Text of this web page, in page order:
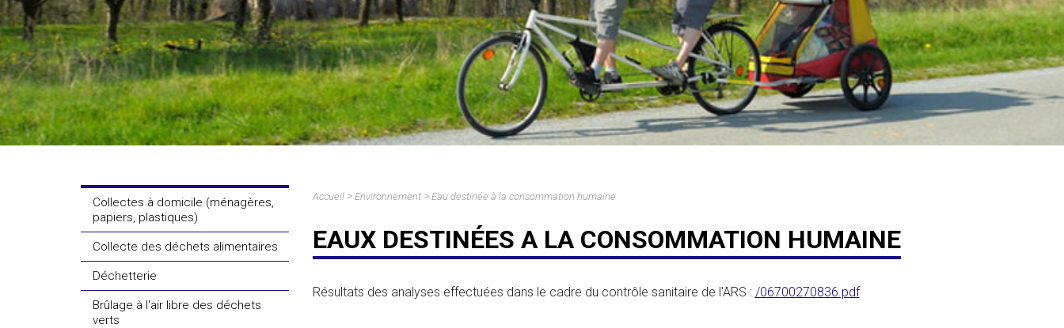
Collectes à domicile (ménagères,
papiers, plastiques)
Collecte des déchets alimentaires
Déchetterie
Brûlage à l'air libre des déchets
verts
Accueil> Environnement> Eau destinée à la consommation humaine
EAUX DESTINÉES A LA CONSOMMATION HUMAINE
Résultats des analyses effectuées dans le cadre du contrôle sanitaire de l'ARS : /06700270836.pdf